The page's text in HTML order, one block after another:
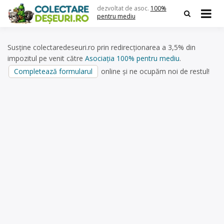
content
dezvoltat de asoc. 100%
pentru mediu
Susține colectaredeseuri.ro prin redirecționarea a 3,5% din
impozitul pe venit către Asociația 100% pentru mediu.
Completează formularul
online și ne ocupăm noi de restul!